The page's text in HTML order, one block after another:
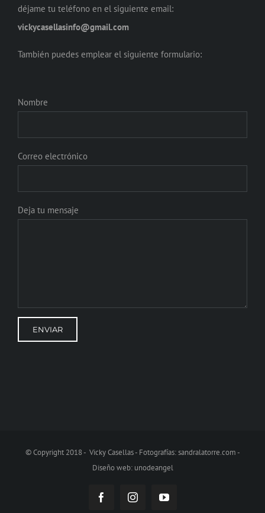
déjame tu teléfono en el siguiente email:
vickycasellasinfo@gmail.com
También puedes emplear el siguiente formulario:
Nombre
Correo electrónico
Deja tu mensaje
© Copyright 2018 - Vicky Casellas - Fotografías:sandralatorre.com-
Diseño web: unodeangel
FacebookInstagramYouTube